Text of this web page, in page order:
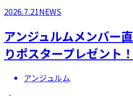
2026.7.21NEWS
アンジュルムメンバー
りポスタープレゼント
アンジュルム